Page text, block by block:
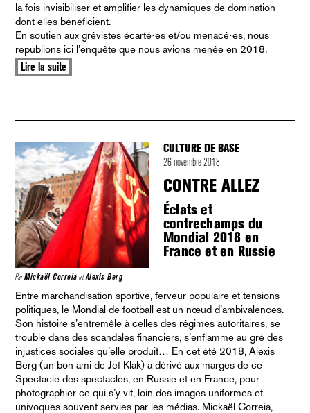
la fois invisibiliser et amplifier les dynamiques de domination
dont elles bénéficient.
En soutien aux grévistes écarté⋅es et/ou menacé⋅es, nous
republions ici l’enquête que nous avions menée en 2018.
Lire la suite
CULTURE DE BASE
26 novembre 2018
CONTRE ALLEZ
Éclats et
contrechamps du
Mondial 2018 en
France et en Russie
ParMickaël Correia etAlexis Berg
Entre marchandisation sportive, ferveur populaire et tensions
politiques, le Mondial de football est un nœud d’ambivalences.
Son histoire s’entremêle à celles des régimes autoritaires, se
trouble dans des scandales financiers, s’enflamme au gré des
injustices sociales qu’elle produit… En cet été 2018, Alexis
Berg (un bon ami de Jef Klak) a dérivé aux marges de ce
Spectacle des spectacles, en Russie et en France, pour
photographier ce qui s’y vit, loin des images uniformes et
univoques souvent servies par les médias. Mickaël Correia,